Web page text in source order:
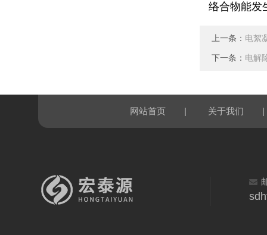
络合物能发
上一条： 电絮
下一条： 电解
网站首页 | 关于我们 |